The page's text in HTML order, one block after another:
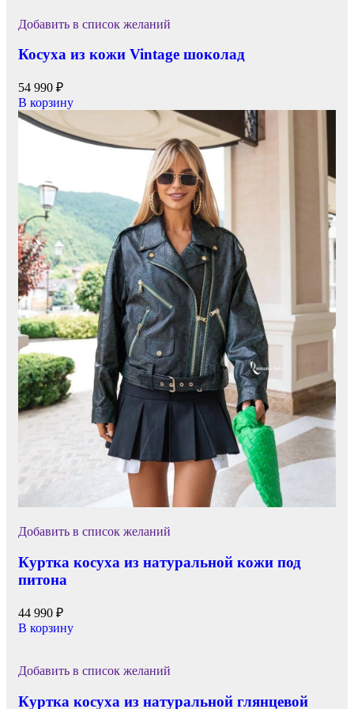
Добавить в список желаний
Косуха из кожи Vintage шоколад
54 990 ₽
В корзину
Добавить в список желаний
Куртка косуха из натуральной кожи под
питона
44 990 ₽
В корзину
Добавить в список желаний
Куртка косуха из натуральной глянцевой